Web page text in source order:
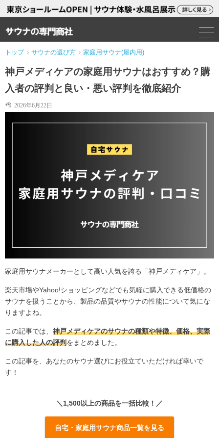
トップ › サウナの選び方 › 家庭用サウナ(屋内用)
神戸メディケアの家庭用サウナはおすすめ？購
入者の評判と良い・悪い評判を徹底紹介
2026年6月22日
家庭用サウナメーカーとして高い人気を誇る「神戸メディケア」。
楽天市場やYahoo!ショッピングなどでも気軽に購入できる低価格の
サウナを扱うことから、製品の品質やサウナの性能について気にな
りますよね。
この記事では、 神戸メディケアのサウナの種類や特徴、価格、実際
に購入した人の評判をまとめました。
この記事を、あなたのサウナ選びにお役立ていただければ幸いで
す！
＼1,500以上の商品を一括比較！／
自宅・家庭用サウナ商品一覧を見る